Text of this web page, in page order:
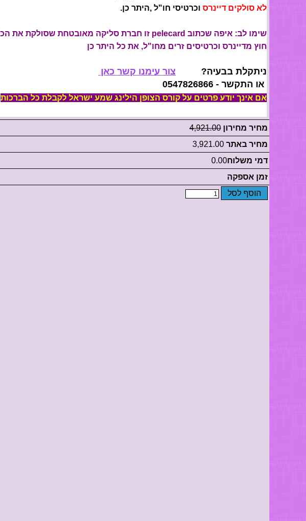
לא סולקים דיינרס וכרטיסי חו"ל ,היתר כן.
שימו לב: איפה שכתוב pelecard זו חברת סליקה מאובטחת שסולקת את הכל
חוץ מדיינרס וכרטיסים זרים מחו"ל, את כל היתר כן
ניתקלת בבעיה? צור עימנו קשר כאן
או התקשר - 0547826866
אם אינך יודע פרטים על קורס הצופן הילינג שמע ישראל לקבלת כל הברכות
מחיר מחירון 4,921.00
מחיר באתר 3,921.00
דמי משלוח0.00
זמן אספקה
הוסף לסל